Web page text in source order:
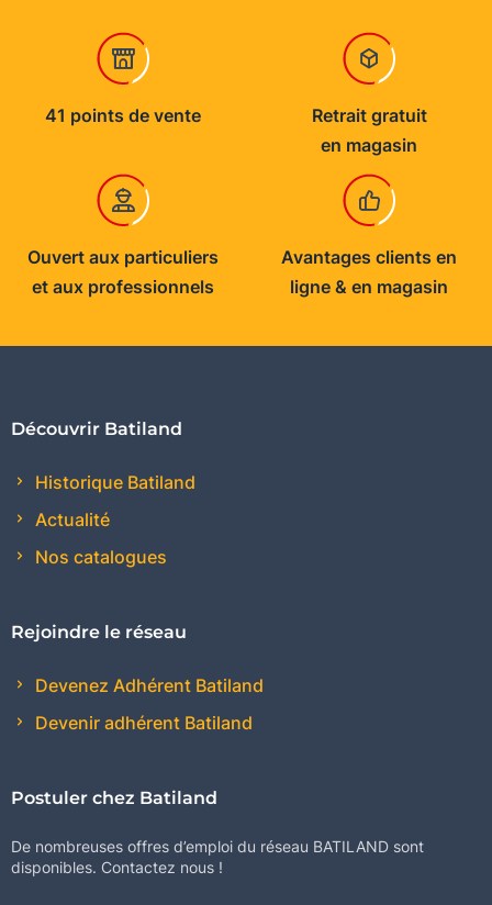
41 points de vente
Retrait gratuit
en magasin
Ouvert aux particuliers
et aux professionnels
Avantages clients en
ligne & en magasin
Découvrir Batiland
Historique Batiland
Actualité
Nos catalogues
Rejoindre le réseau
Devenez Adhérent Batiland
Devenir adhérent Batiland
Postuler chez Batiland
De nombreuses offres d’emploi du réseau BATILAND sont
disponibles. Contactez nous !